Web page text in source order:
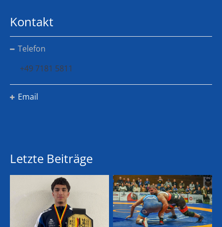
Kontakt
Telefon
+49 7181 5811
Email
Letzte Beiträge